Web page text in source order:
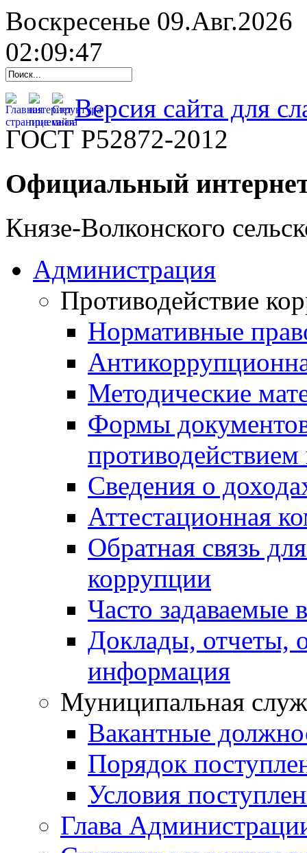
Воскресенье 09.Авг.2026
02:09:48
Версия сайта для
ГОСТ Р52872-2012
Официальный
Князе-Волконского
Администрация
Противодействие
Нормативные
Методические
Формы
Сведения о
Аттестационная
Обратная связь
коррупции
Часто задаваемые
Доклады, отчеты,
информация
Муниципальная
Вакантные
Порядок
Условия
Глава